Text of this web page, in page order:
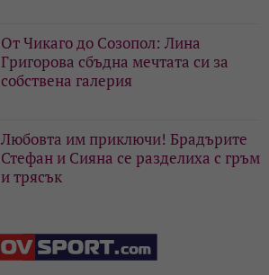
От Чикаго до Созопол: Лина
Григорова сбъдна мечтата си за
собствена галерия
Любовта им приключи! Брадърите
Стефан и Сияна се разделиха с гръм
и трясък